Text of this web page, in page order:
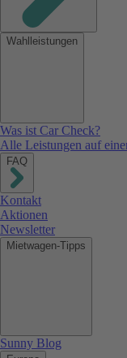
Wahlleistungen
Was ist Car Check?
Alle Leistungen auf
FAQ
Kontakt
Aktionen
Newsletter
Mietwagen-Tipps
Sunny Blog